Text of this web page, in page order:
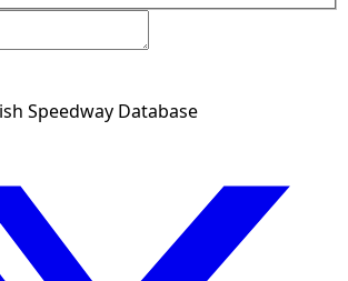
Speedway Database